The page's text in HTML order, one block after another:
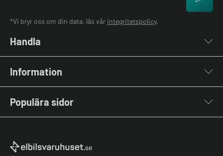
*Vi bryr oss om din data, läs vår integritetspolicy.
Handla
Laddkablar
Kabelhållare
Stolpar & Fästen
Portabla Laddare
Övriga tillbehör
Information
Kontakta oss
Vanliga frågor & svar
El-lexikon
Installation
Populära sidor
Elbilsladdare företag